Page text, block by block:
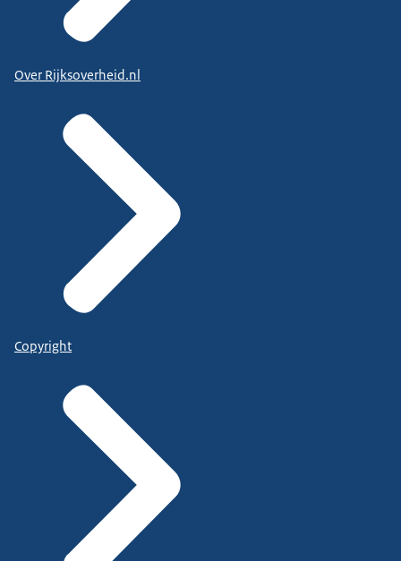
Over Rijksoverheid.nl
Copyright